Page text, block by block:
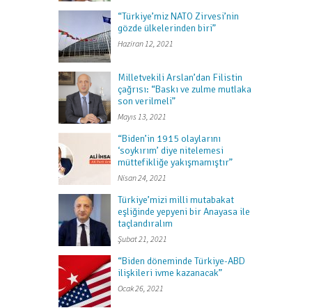
“Türkiye’miz NATO Zirvesi’nin
gözde ülkelerinden biri”
Haziran 12, 2021
Milletvekili Arslan’dan Filistin
çağrısı: “Baskı ve zulme mutlaka
son verilmeli”
Mayıs 13, 2021
“Biden’in 1915 olaylarını
‘soykırım’ diye nitelemesi
müttefikliğe yakışmamıştır”
Nisan 24, 2021
Türkiye’mizi milli mutabakat
eşliğinde yepyeni bir Anayasa ile
taçlandıralım
Şubat 21, 2021
“Biden döneminde Türkiye-ABD
ilişkileri ivme kazanacak”
Ocak 26, 2021